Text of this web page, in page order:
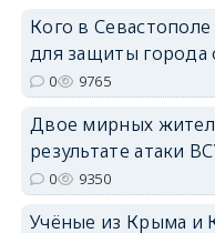
Кого в
для защиты города
0 9765
Двое мирных
результате атаки
0 9350
Учёные из Крыма и